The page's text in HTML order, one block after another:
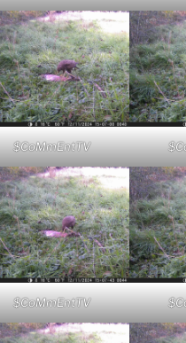
$CoMmEntTV
$CoMmEntTV